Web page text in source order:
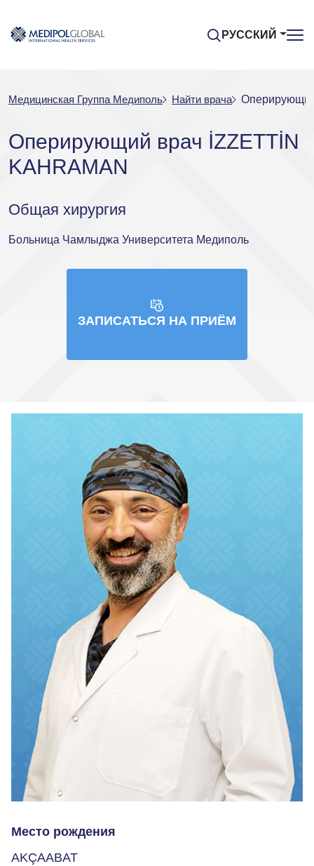
РУССКИЙ
Медицинская Группа Медиполь Найти врача
Оперирующий врач İZZETTİN
KAHRAMAN
Общая хирургия
Больница Чамлыджа Университета Медиполь
ЗАПИСАТЬСЯ НА ПРИЁМ
Место рождения
AKÇAABAT